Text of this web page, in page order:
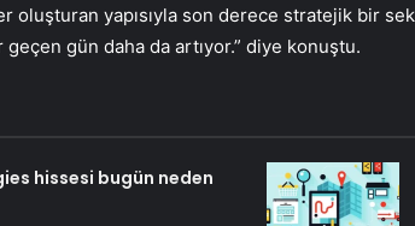
oluşturan yapısıyla son derece stratejik bir
gün daha da artıyor.” diye konuştu.
hissesi bugün neden